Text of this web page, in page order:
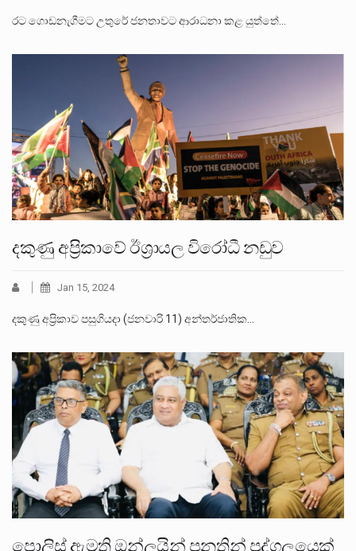
රට ගොඩනැගීමට උතුරේ ජනතාවට ආරාධනා කළ යුත්තේ…
දකුණු අප්‍රිකාවේ ඊශ්‍රායල විරෝධී නඩුව
Jan 15, 2024
දකුණු අප්‍රිකාව පසුගියදා (ජනවාරි 11) අන්තර්ජාතික…
පොලිස් ඇමති ඔන්ලයින් පනතින් පුද්ගලයෙක්